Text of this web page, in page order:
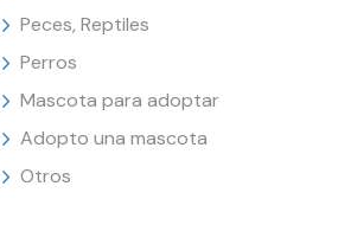
Peces, Reptiles
Perros
Mascota para adoptar
Adopto una mascota
Otros